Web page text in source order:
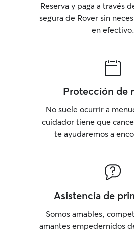
Reserva y paga a través
segura de Rover sin
en efectivo.
Protección de
No suele ocurrir a
cuidador tiene que
te ayudaremos a
Asistencia de
Somos amables,
amantes empedernidos